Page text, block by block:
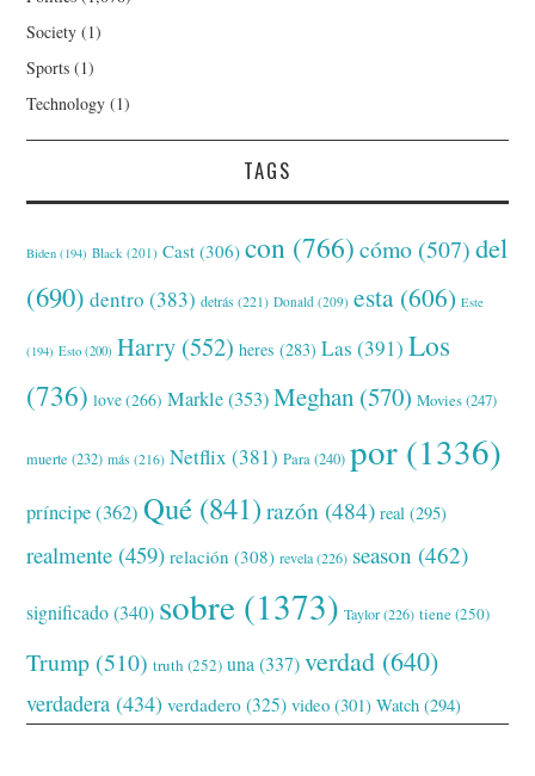
Society (1)
Sports (1)
Technology (1)
TAGS
Biden (194) Black (201) Cast (306) con (766) cómo (507) del
(690) dentro (383) detrás (221) Donald (209) esta (606) Este
(194) Esto (200) Harry (552) heres (283) Las (391) Los
(736) love(266) Markle(353) Meghan (570) Movies(247)
muerte (232) más (216) Netflix (381) Para(240) por (1336)
príncipe(362) Qué (841) razón (484) real (295)
realmente (459) relación (308) revela(226) season (462)
significado(340) sobre (1373) Taylor(226) tiene(250)
Trump (510) truth (252) una (337) verdad (640)
verdadera (434) verdadero (325) video (301) Watch (294)